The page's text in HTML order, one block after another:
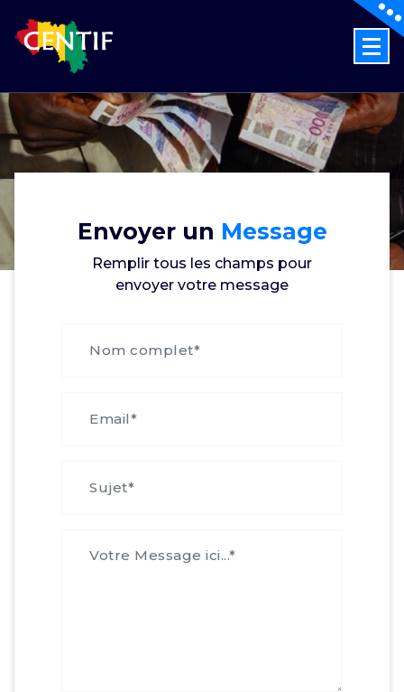
content
Envoyer un Message
Remplir tous les champs pour
envoyer votre message